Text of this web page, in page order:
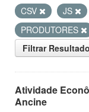
CSV
JS
PRODUTORES
Filtrar
Atividade
Ancine